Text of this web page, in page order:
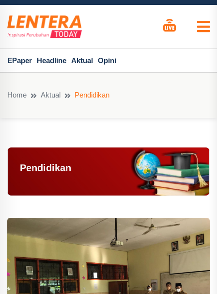
EPaper Headline Aktual Opini
Home Aktual Pendidikan
Pendidikan